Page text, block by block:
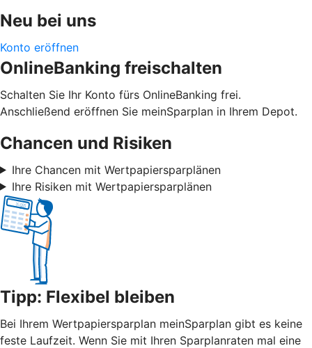
Neu bei uns
Konto eröffnen
OnlineBanking freischalten
Schalten Sie Ihr Konto fürs OnlineBanking frei.
Anschließend eröffnen Sie meinSparplan in Ihrem Depot.
Chancen und Risiken
Ihre Chancen mit Wertpapiersparplänen
Ihre Risiken mit Wertpapiersparplänen
Tipp: Flexibel bleiben
Bei Ihrem Wertpapiersparplan meinSparplan gibt es keine
feste Laufzeit. Wenn Sie mit Ihren Sparplanraten mal eine